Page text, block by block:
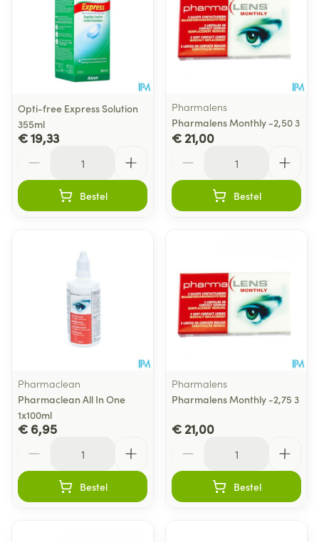
Opti-free Express Solution
355ml
€ 19,33
Bestel
Pharmalens
Pharmalens Monthly -2,50 3
€ 21,00
Bestel
Pharmaclean
Pharmaclean All In One
1x100ml
€ 6,95
Bestel
Pharmalens
Pharmalens Monthly -2,75 3
€ 21,00
Bestel